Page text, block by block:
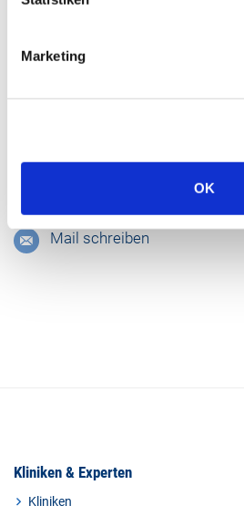
Marketing
OK
Datenschutzbeauftragte Ines Martinett
Mail schreiben
Kliniken & Experten
Kliniken